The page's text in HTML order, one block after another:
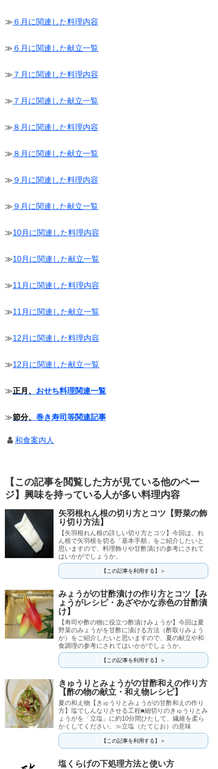
≫ ６月に関連した料理内容
≫ ６月に関連した献立一覧
≫ ７月に関連した料理内容
≫ ７月に関連した献立一覧
≫ ８月に関連した料理内容
≫ ８月に関連した献立一覧
≫ ９月に関連した料理内容
≫ ９月に関連した献立一覧
≫10月に関連した料理内容
≫10月に関連した献立一覧
≫11月に関連した料理内容
≫11月に関連した献立一覧
≫12月に関連した料理内容
≫12月に関連した献立一覧
≫正月、 おせち料理関連一覧
≫節分、 巻き寿司等関連記事
和食案内人
【この記事を閲覧した方が見ている他のペー
ジ】興味を持っている人が多い料理内容
矢羽根れん根の切り方とコツ【野菜の飾
り切り方法】
【矢羽根れん根の詳しい切り方とコツ】今回は、れ
ん根で矢羽根を切る「基本手順」をご紹介したいと
思いますので、料理飾りや甘酢漬けの参考にされて
はいかがでしょうか。
【この記事を利用する】＞
みょうがの甘酢漬けの作り方とコツ【み
ょうがレシピ・あざやかな赤色の甘酢漬
け】
【寿司や酢の物に役立つ酢漬けみょうが】今回は夏
野菜のみょうがを甘酢に漬ける方法（酢取りみょう
が）をご紹介したいと思いますので、夏の献立や和
食調理の参考にされてはいかがでしょうか。
【この記事を利用する】＞
きゅうりとみょうがの甘酢和えの作り方
【酢の物の献立・和え物レシピ】
夏の和え物【きゅうりとみょうがの甘酢和えの作り
方】塩でしんなりさせる工程■細切りのきゅうりとみ
ょうがを「立塩」に約10分間ひたして、繊維を柔ら
かくしてください。≫立塩（たてじお）の意味
【この記事を利用する】＞
塩くらげの下処理方法と使い方